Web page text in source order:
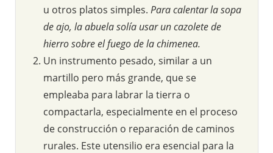
u otros platos simples. Para calentar la sopa
de ajo, la abuela solía usar un cazolete de
hierro sobre el fuego de la chimenea.
Un instrumento pesado, similar a un
martillo pero más grande, que se
empleaba para labrar la tierra o
compactarla, especialmente en el proceso
de construcción o reparación de caminos
rurales. Este utensilio era esencial para la